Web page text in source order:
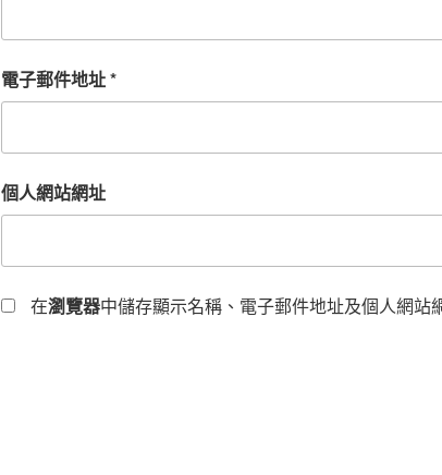
電子郵件地址*
個人網站網址
在瀏覽器中儲存顯示名稱、電子郵件地址及個人網站